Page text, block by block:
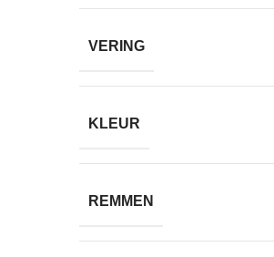
VERING
KLEUR
REMMEN